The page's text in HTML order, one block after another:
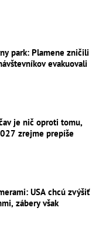
park: Plamene zničili
evakuovali
je nič oproti tomu,
zrejme prepíše
USA chcú zvýšiť
zábery však